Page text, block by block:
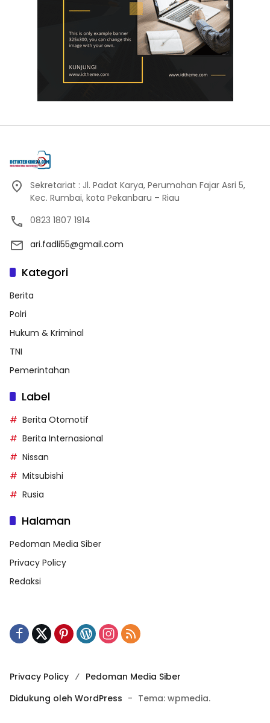
Sekretariat : Jl. Padat Karya, Perumahan Fajar Asri 5,
Kec. Rumbai, kota Pekanbaru – Riau
0823 1807 1914
ari.fadli55@gmail.com
Kategori
Berita
Polri
Hukum & Kriminal
TNI
Pemerintahan
Label
Berita Otomotif
Berita Internasional
Nissan
Mitsubishi
Rusia
Halaman
Pedoman Media Siber
Privacy Policy
Redaksi
Privacy Policy
Pedoman Media Siber
Didukung oleh WordPress - Tema: wpmedia.